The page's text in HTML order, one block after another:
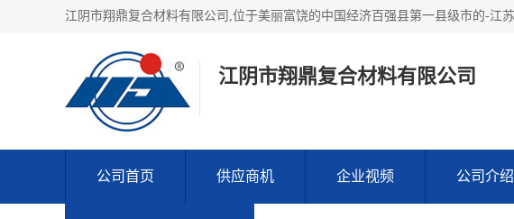
江阴市翔鼎复合材料有限公司
公司首页 供应商机 企业视频 公司介绍